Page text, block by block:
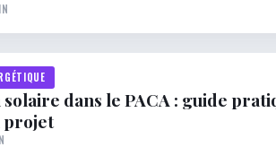
dans le PACA : guide
projet